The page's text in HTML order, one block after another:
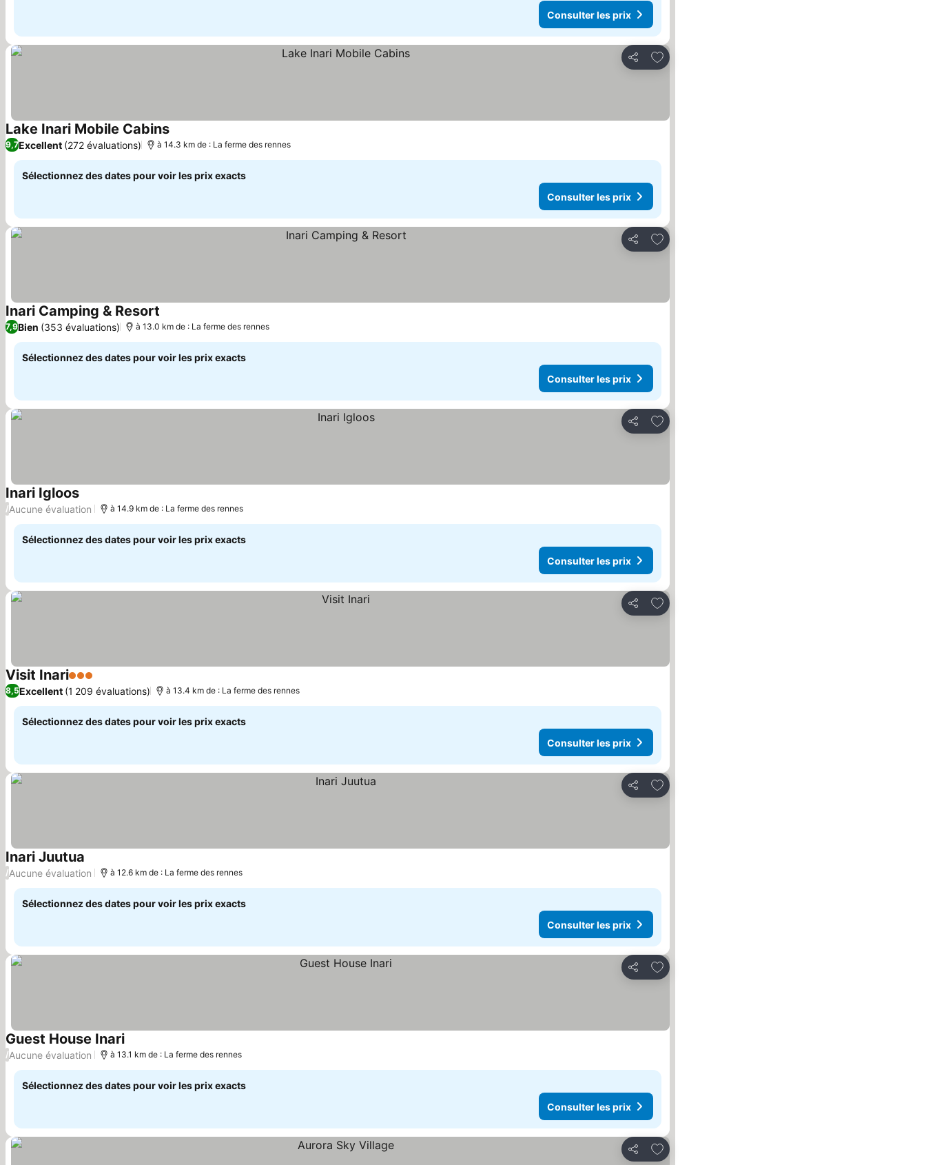
Consulter les prix
Partager
Ajouter à mes favoris
Lake Inari Mobile Cabins
9,7Excellent (272 évaluations) à 14.3 km de : La ferme des rennes
Sélectionnez des dates pour voir les prix exacts
Consulter les prix
Partager
Ajouter à mes favoris
Inari Camping & Resort
7,9Bien (353 évaluations) à 13.0 km de : La ferme des rennes
Sélectionnez des dates pour voir les prix exacts
Consulter les prix
Partager
Ajouter à mes favoris
Inari Igloos
/Aucune évaluation à 14.9 km de : La ferme des rennes
Sélectionnez des dates pour voir les prix exacts
Consulter les prix
Partager
Ajouter à mes favoris
Visit Inari3 Étoiles
8,5Excellent (1 209 évaluations) à 13.4 km de : La ferme des rennes
Sélectionnez des dates pour voir les prix exacts
Consulter les prix
Partager
Ajouter à mes favoris
Inari Juutua
/Aucune évaluation à 12.6 km de : La ferme des rennes
Sélectionnez des dates pour voir les prix exacts
Consulter les prix
Partager
Ajouter à mes favoris
Guest House Inari
/Aucune évaluation à 13.1 km de : La ferme des rennes
Sélectionnez des dates pour voir les prix exacts
Consulter les prix
Partager
Ajouter à mes favoris